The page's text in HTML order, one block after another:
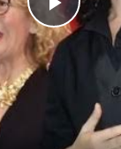
Play
Video